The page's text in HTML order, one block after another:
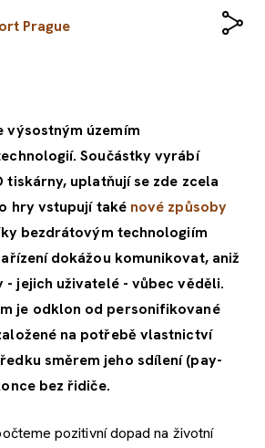
Prague
výsostným územím
Součástky vyrábí
tiskárny, uplatňují se zde zcela
hry vstupují také nové způsoby
bezdrátovým technologiím
dokážou komunikovat, aniž
- jejich uživatelé - vůbec věděli.
je odklon od personifikované
na potřebě vlastnictví
směrem jeho sdílení (pay-
bez řidiče.
pozitivní dopad na životní